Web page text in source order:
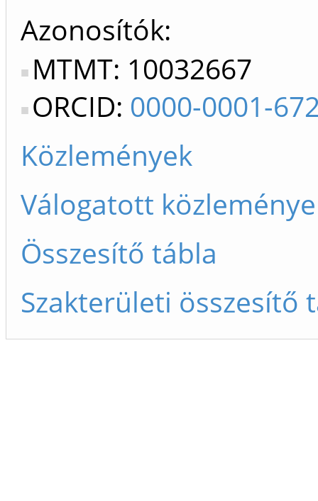
Azonosítók
MTMT: 10032667
ORCID: 0000-0001-
Közlemények
Válogatott
Összesítő tábla
Szakterületi összesítő